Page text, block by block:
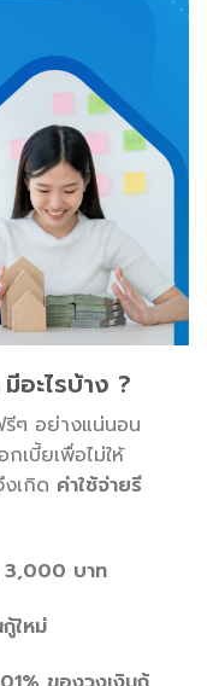
อะไรบ้าง ?
รีๆ อย่างแน่นอน
เบี้ยเพื่อไม่ให้
เกิด ค่าใช้จ่ายรี
3,000 บาท
ใหม่